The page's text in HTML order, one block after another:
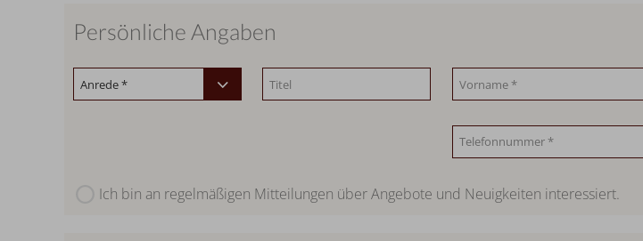
Persönliche Angaben
Ich bin an regelmäßigen Mitteilungen über Angebote und Neuigkeiten interessiert.